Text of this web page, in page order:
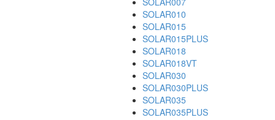
SOLAR010
SOLAR015
SOLAR015PLUS
SOLAR018
SOLAR018VT
SOLAR030
SOLAR030PLUS
SOLAR035
SOLAR035PLUS